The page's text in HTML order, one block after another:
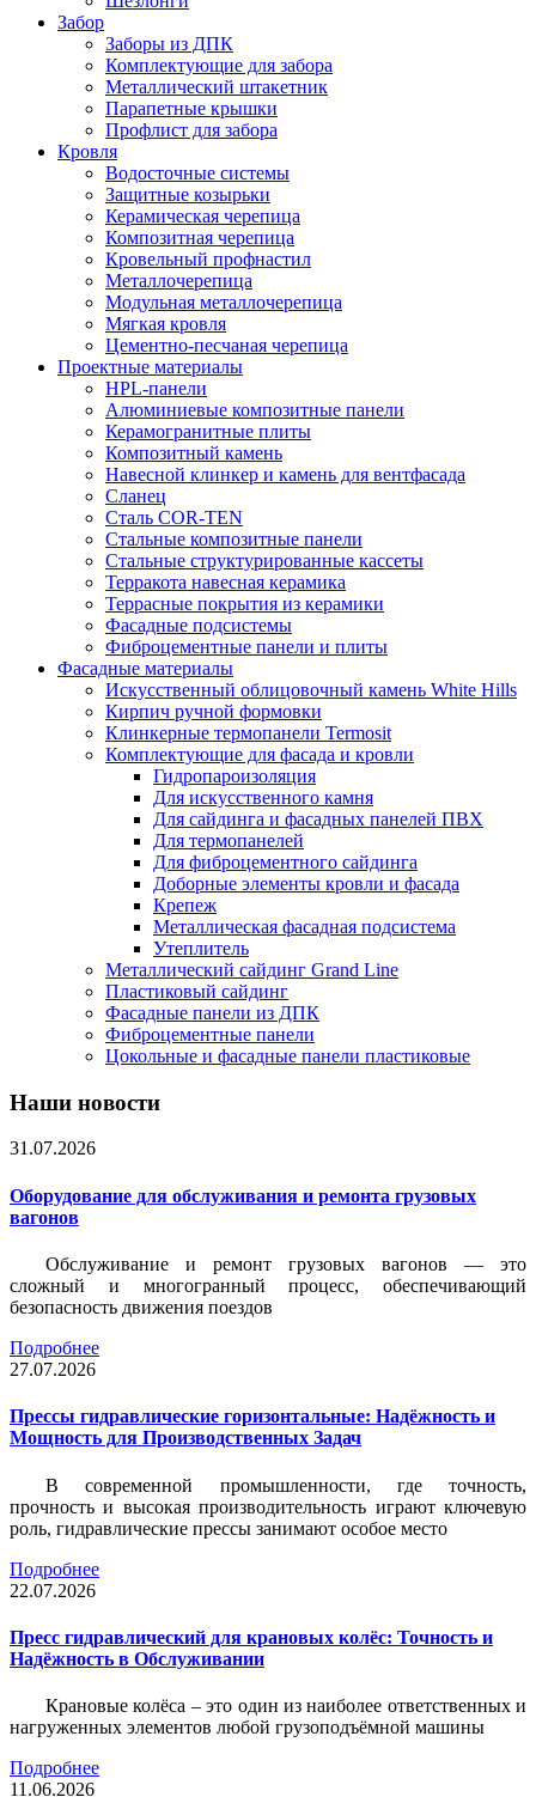
Забор
Заборы из ДПК
Комплектующие для забора
Металлический штакетник
Парапетные крышки
Профлист для забора
Кровля
Водосточные системы
Защитные козырьки
Керамическая черепица
Композитная черепица
Кровельный профнастил
Металлочерепица
Модульная металлочерепица
Мягкая кровля
Цементно-песчаная черепица
Проектные материалы
HPL-панели
Алюминиевые композитные панели
Керамогранитные плиты
Композитный камень
Навесной клинкер и камень для вентфасада
Сланец
Сталь COR-TEN
Стальные композитные панели
Стальные структурированные кассеты
Терракота навесная керамика
Террасные покрытия из керамики
Фасадные подсистемы
Фиброцементные панели и плиты
Фасадные материалы
Искусственный облицовочный камень White Hills
Кирпич ручной формовки
Клинкерные термопанели Termosit
Комплектующие для фасада и кровли
Гидропароизоляция
Для искусственного камня
Для сайдинга и фасадных панелей ПВХ
Для термопанелей
Для фиброцементного сайдинга
Доборные элементы кровли и фасада
Крепеж
Металлическая фасадная подсистема
Утеплитель
Металлический сайдинг Grand Line
Пластиковый сайдинг
Фасадные панели из ДПК
Фиброцементные панели
Цокольные и фасадные панели пластиковые
Наши новости
31.07.2026
Оборудование для обслуживания и ремонта грузовых
вагонов
Обслуживание и ремонт грузовых вагонов — это
сложный и многогранный процесс, обеспечивающий
безопасность движения поездов
Подробнее
27.07.2026
Прессы гидравлические горизонтальные: Надёжность и
Мощность для Производственных Задач
В современной промышленности, где точность,
прочность и высокая производительность играют ключевую
роль, гидравлические прессы занимают особое место
Подробнее
22.07.2026
Пресс гидравлический для крановых колёс: Точность и
Надёжность в Обслуживании
Крановые колёса – это один из наиболее ответственных и
нагруженных элементов любой грузоподъёмной машины
Подробнее
11.06.2026